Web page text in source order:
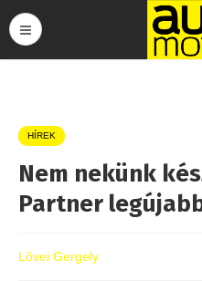
HÍREK
Nem nekünk
Partner
Lővei Gergely